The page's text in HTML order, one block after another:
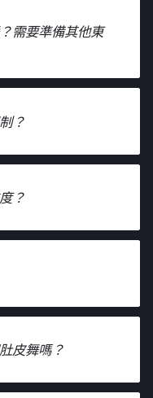
需要準備其他東
？
？
皮舞嗎？